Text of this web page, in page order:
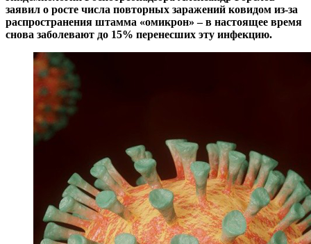
заявил о росте числа повторных заражений ковидом из-за
распространения штамма «омикрон» – в настоящее время
снова заболевают до 15% перенесших эту инфекцию.